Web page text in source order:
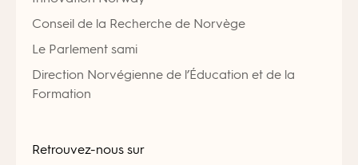
Conseil de la Recherche de Norvège
Le Parlement sami
Direction Norvégienne de l’Éducation et de la
Formation
Retrouvez-nous sur